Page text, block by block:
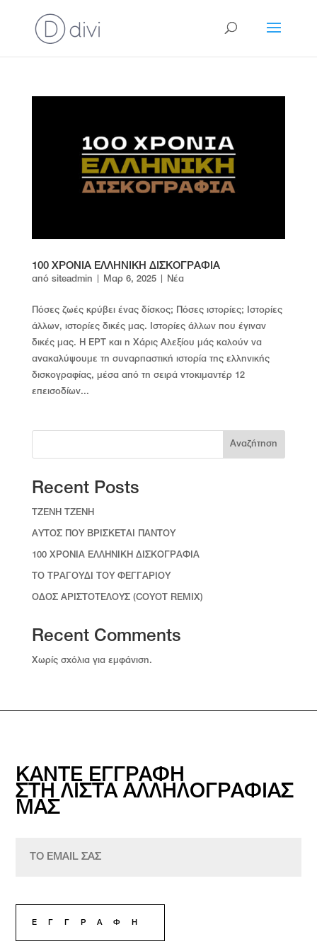
100 ΧΡΟΝΙΑ ΕΛΛΗΝΙΚΗ ΔΙΣΚΟΓΡΑΦΙΑ
από siteadmin Μαρ 6, 2025| Νέα
Πόσες ζωές κρύβει ένας δίσκος; Πόσες ιστορίες; Ιστορίες
άλλων, ιστορίες δικές μας. Ιστορίες άλλων που έγιναν
δικές μας. Η ΕΡΤ και η Χάρις Αλεξίου μάς καλούν να
ανακαλύψουμε τη συναρπαστική ιστορία της ελληνικής
δισκογραφίας, μέσα από τη σειρά ντοκιμαντέρ 12
επεισοδίων...
Αναζήτηση
Recent Posts
TZENH TZENH
ΑΥΤΟΣ ΠΟΥ ΒΡΙΣΚΕΤΑΙ ΠΑΝΤΟΥ
100 ΧΡΟΝΙΑ ΕΛΛΗΝΙΚΗ ΔΙΣΚΟΓΡΑΦΙΑ
ΤΟ ΤΡΑΓΟΥΔΙ ΤΟΥ ΦΕΓΓΑΡΙΟΥ
ΟΔΟΣ ΑΡΙΣΤΟΤΕΛΟΥΣ (COYOT REMIX)
Recent Comments
Χωρίς σχόλια για εμφάνιση.
ΚΑΝΤΕ ΕΓΓΡΑΦΗ
ΣΤΗ ΛΙΣΤΑ ΑΛΛΗΛΟΓΡΑΦΙΑΣ
ΜΑΣ